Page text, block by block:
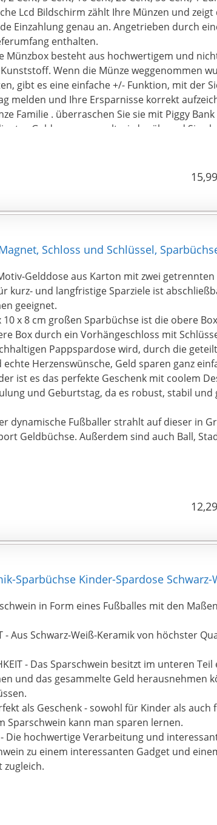
Lcd Bildschirm zählt Ihre Münzen und zeigt
Einzahlung genau an. Angetrieben durch
enthalten.
Münzbox besteht aus hochwertigem und
Wenn die Münze weggenommen
gibt es eine einfache +/- Funktion, mit der
melden und Ihre Ersparnisse korrekt
Familie . überraschen Sie sie mit Piggy
Geld angesammelt wird, während Sie
Wenn Sie Fragen haben, kontaktieren Sie uns
Schloss und Schlüssel,
Gelddose aus Karton mit zwei getrennten
kurz- und langfristige Sparziele ist
geeignet.
10 x 8 cm großen Sparbüchse ist die obere
Box durch ein Vorhängeschloss mit
Pappspardose wird, durch die
Herzenswünsche, Geld sparen ganz
ist es das perfekte Geschenk mit coolem
und Geburtstag, da es robust, stabil und
dynamische Fußballer strahlt auf dieser in
Geldbüchse. Außerdem sind auch Ball,
Sparbüchse Kinder-Spardose Schwarz-
in Form eines Fußballes mit den
- Aus Schwarz-Weiß-Keramik von höchster
- Das Sparschwein besitzt im unteren Teil
und das gesammelte Geld herausnehmen
als Geschenk - sowohl für Kinder als auch
Sparschwein kann man sparen lernen.
- Die hochwertige Verarbeitung und
zu einem interessanten Gadget und
zugleich.